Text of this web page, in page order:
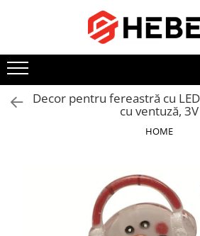
Toate Produsele
Mixere cu bol
Aer conditionat
Pompe submersibile nisip
Pompe apa de suprafata
Decor pentru fereastră cu
cu ventuză, 3V
HOME